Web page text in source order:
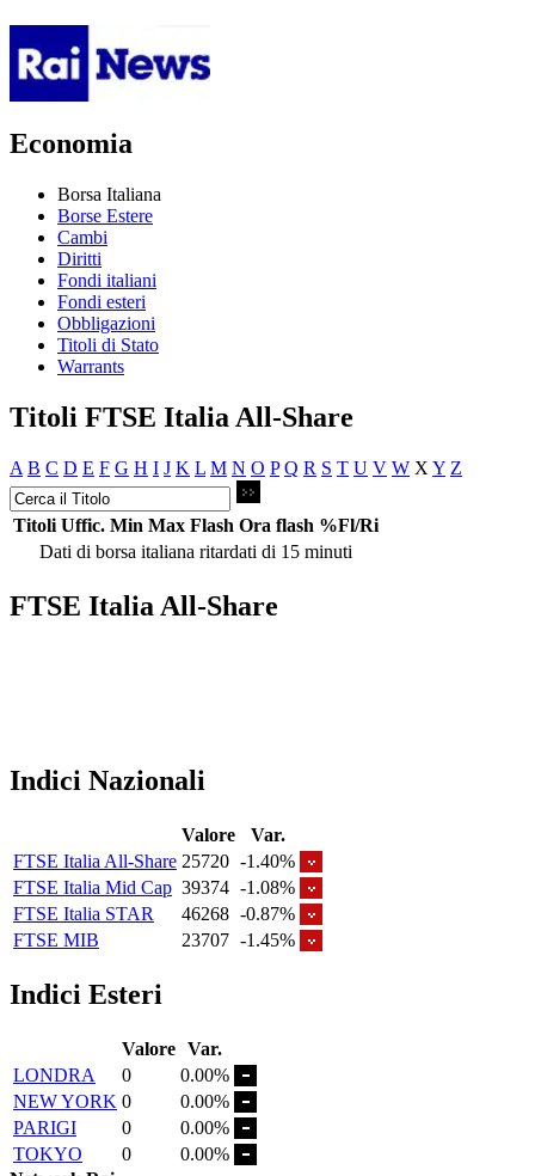
Economia
Borsa Italiana
Borse Estere
Cambi
Diritti
Fondi italiani
Fondi esteri
Obbligazioni
Titoli di Stato
Warrants
Titoli FTSE Italia All-Share
A B C D E F G H I J K L M N O P Q R S T U V W X Y Z
Titoli Uffic. Min Max Flash Ora flash %Fl/Ri
Dati di borsa italiana ritardati di 15 minuti
FTSE Italia All-Share
Indici Nazionali
Valore
Var.
FTSE Italia All-Share 25720 -1.40%
FTSE Italia Mid Cap 39374 -1.08%
FTSE Italia STAR
46268 -0.87%
FTSE MIB
23707 -1.45%
Indici Esteri
Valore Var.
LONDRA
0
0.00%
NEW YORK 0
0.00%
PARIGI
0
0.00%
TOKYO
0
0.00%